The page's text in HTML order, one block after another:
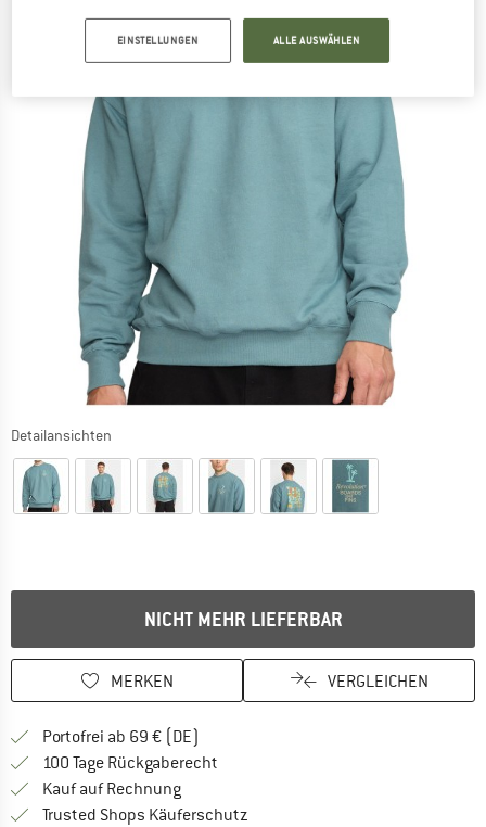
Detailansichten
NICHT MEHR LIEFERBAR
MERKEN VERGLEICHEN
Portofrei ab 69 € (DE)
100 Tage Rückgaberecht
Kauf auf RechnungFinde die Zahlungs-Infos hier! Öffnet
Trusted Shops Käuferschutz
EINSTELLUNGEN ALLE AUSWÄHLEN